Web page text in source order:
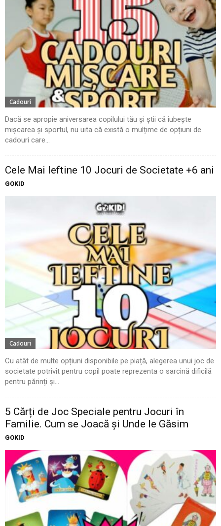
Cadouri
Dacă se apropie aniversarea copilului tău și știi că iubește
mișcarea și sportul, nu uita că există o mulțime de opțiuni de
cadouri care...
Cele Mai Ieftine 10 Jocuri de Societate +6 ani
GOKID
Cadouri
Cu atât de multe opțiuni disponibile pe piață, alegerea unui joc de
societate potrivit pentru copil poate reprezenta o sarcină dificilă
pentru părinți și...
5 Cărți de Joc Speciale pentru Jocuri în
Familie. Cum se Joacă și Unde le Găsim
GOKID